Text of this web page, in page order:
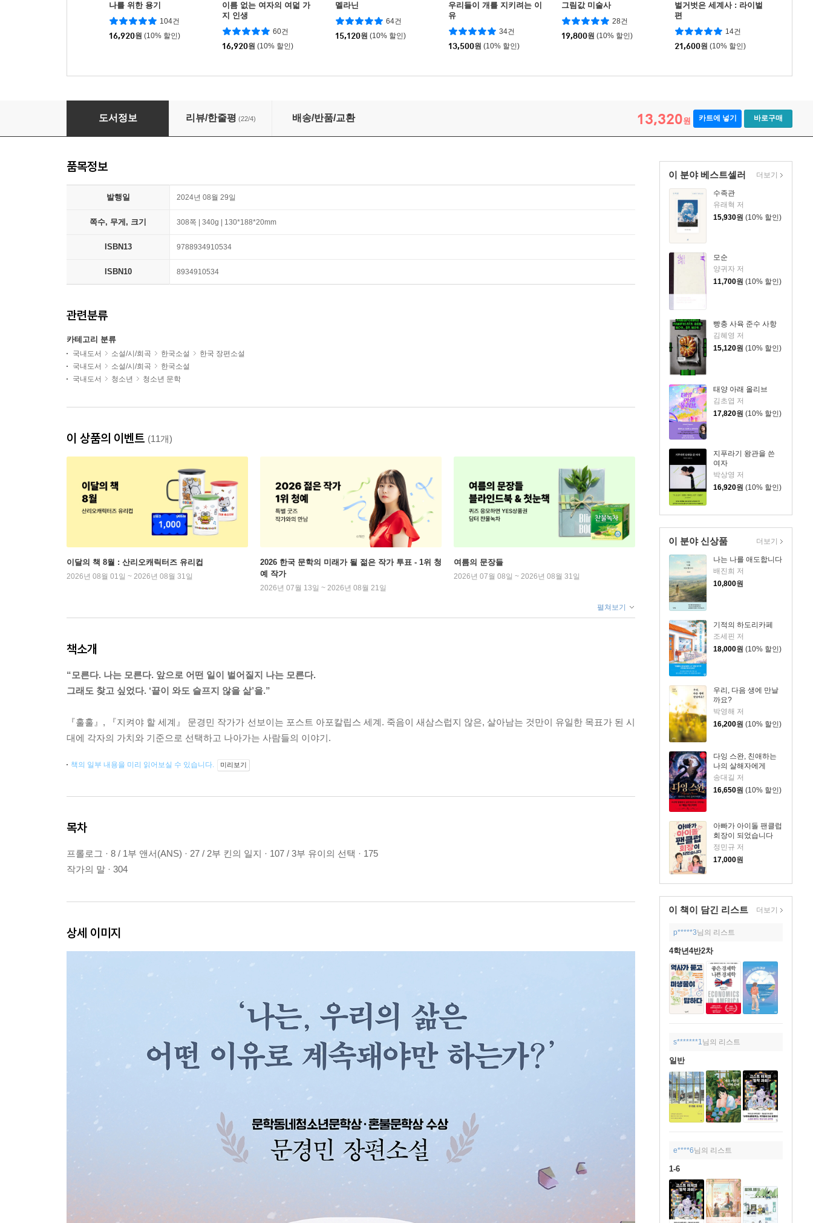
나를 위한 용기
104건
16,920원 (10% 할인)
이름 없는 여자의 여덟 가
지 인생
60건
16,920원 (10% 할인)
멜라닌
64건
15,120원 (10% 할인)
우리들이 개를 지키려는 이
유
34건
13,500원 (10% 할인)
그림값 미술사
28건
19,800원 (10% 할인)
벌거벗은 세계사 : 라이벌
편
14건
21,600원 (10% 할인)
앤서 Answer
도서정보 리뷰/한줄평 (22/4) 배송/반품/교환 13,320원 카트에 넣기 바로구매
이 분야 베스트셀러
수족관
유래혁 저
15,930원 (10% 할인)
모순
양귀자 저
11,700원 (10% 할인)
빵충 사육 준수 사항
김혜영 저
15,120원 (10% 할인)
태양 아래 올리브
김초엽 저
17,820원 (10% 할인)
지푸라기 왕관을 쓴
여자
박상영 저
16,920원 (10% 할인)
더보기
이 분야 신상품
나는 나를 애도합니다
배진희 저
10,800원
기적의 하도리카페
조세핀 저
18,000원 (10% 할인)
우리, 다음 생에 만날
까요?
박영해 저
16,200원 (10% 할인)
다잉 스완, 친애하는
나의 살해자에게
송대길 저
16,650원 (10% 할인)
아빠가 아이돌 팬클럽
회장이 되었습니다
정민규 저
17,000원
더보기
이 책이 담긴 리스트 더보기
p*****3님의 리스트
4학년4반2차
s*******1 님의 리스트
일반
e****6님의 리스트
1-6
품목정보
발행일 2024년 08월 29일
쪽수, 무게, 크기 308쪽 | 340g | 130*188*20mm
ISBN13 9788934910534
ISBN10 8934910534
관련분류
카테고리 분류
국내도서 소설/시/희곡 한국소설
한국 장편소설
국내도서
소설/시/희곡
한국소설
국내도서
청소년 청소년 문학
이 상품의 이벤트 (11개)
이달의 책 8월 : 산리오캐릭터즈 유리컵
2026년 08월 01일 ~ 2026년 08월 31일
2026 한국 문학의 미래가 될 젊은 작가 투표 - 1위 청
예 작가
2026년 07월 13일 ~ 2026년 08월 21일
여름의 문장들
2026년 07월 08일 ~ 2026년 08월 31일
펼쳐보기
책소개
“모른다. 나는 모른다. 앞으로 어떤 일이 벌어질지 나는 모른다.
그래도 찾고 싶었다. ‘끝이 와도 슬프지 않을 삶’을.”
『훌훌』, 『지켜야 할 세계』 문경민 작가가 선보이는 포스트 아포칼립스 세계. 죽음이 새삼스럽지 않은, 살아남는 것만이 유일한 목표가 된 시
대에 각자의 가치와 기준으로 선택하고 나아가는 사람들의 이야기.
책의 일부 내용을 미리 읽어보실 수 있습니다. 미리보기
목차
프롤로그 · 8 / 1부 앤서(ANS) · 27 / 2부 킨의 일지 · 107 / 3부 유이의 선택 · 175
작가의 말 · 304
상세 이미지